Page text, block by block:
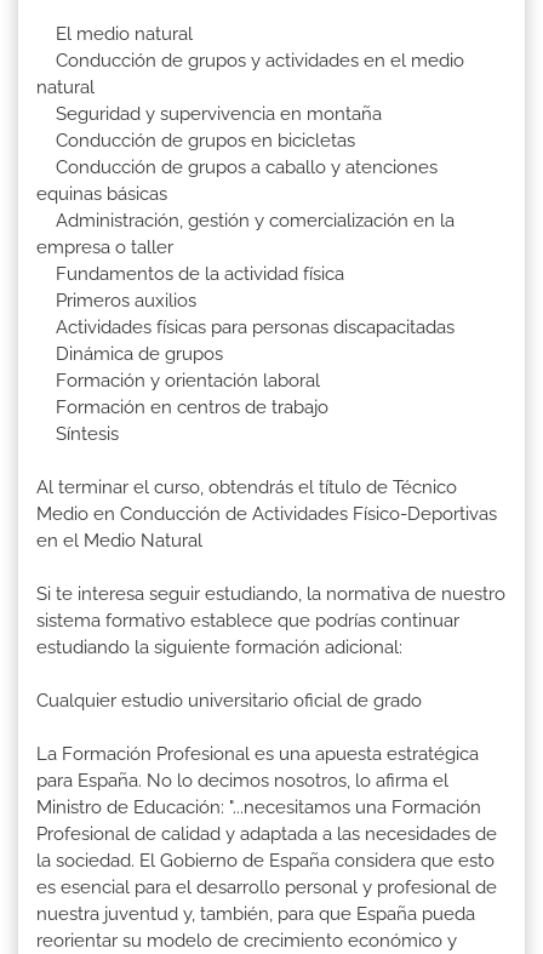
El medio natural
Conducción de grupos y actividades en el medio
natural
Seguridad y supervivencia en montaña
Conducción de grupos en bicicletas
Conducción de grupos a caballo y atenciones
equinas básicas
Administración, gestión y comercialización en la
empresa o taller
Fundamentos de la actividad física
Primeros auxilios
Actividades físicas para personas discapacitadas
Dinámica de grupos
Formación y orientación laboral
Formación en centros de trabajo
Síntesis
Al terminar el curso, obtendrás el título de Técnico
Medio en Conducción de Actividades Físico-Deportivas
en el Medio Natural
Si te interesa seguir estudiando, la normativa de nuestro
sistema formativo establece que podrías continuar
estudiando la siguiente formación adicional:
Cualquier estudio universitario oficial de grado
La Formación Profesional es una apuesta estratégica
para España. No lo decimos nosotros, lo afirma el
Ministro de Educación: "...necesitamos una Formación
Profesional de calidad y adaptada a las necesidades de
la sociedad. El Gobierno de España considera que esto
es esencial para el desarrollo personal y profesional de
nuestra juventud y, también, para que España pueda
reorientar su modelo de crecimiento económico y